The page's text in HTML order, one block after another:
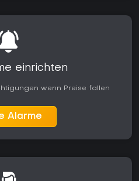
einrichten
wenn Preise fallen
Alarme